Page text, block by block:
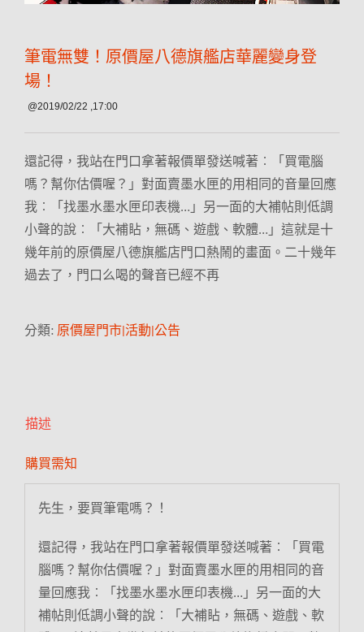
筆電無雙！原價屋八德旗艦店華麗變身登
場！
@2019/02/22 ,17:00
還記得，我站在門口拿著報價單發送喊著︰「買電腦
嗎？幫你估價喔？」對面賣墨水匣的用相同的音量回應
我︰「找墨水墨水匣印表機…」另一面的大補帖則低調
小聲的說︰「大補䀡，無碼、遊戲、軟體…」這就是十
幾年前的原價屋八德旗艦店門口熱鬧的畫面。二十幾年
過去了，門口么喝的聲音已經不再
分類: 原價屋門市|活動|公告
描述
購買需知
先生，要買筆電嗎？！
還記得，我站在門口拿著報價單發送喊著︰「買電
腦嗎？幫你估價喔？」對面賣墨水匣的用相同的音
量回應我︰「找墨水墨水匣印表機…」另一面的大
補帖則低調小聲的說︰「大補䀡，無碼、遊戲、軟